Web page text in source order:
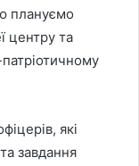
плануємо
центру та
які
завдання